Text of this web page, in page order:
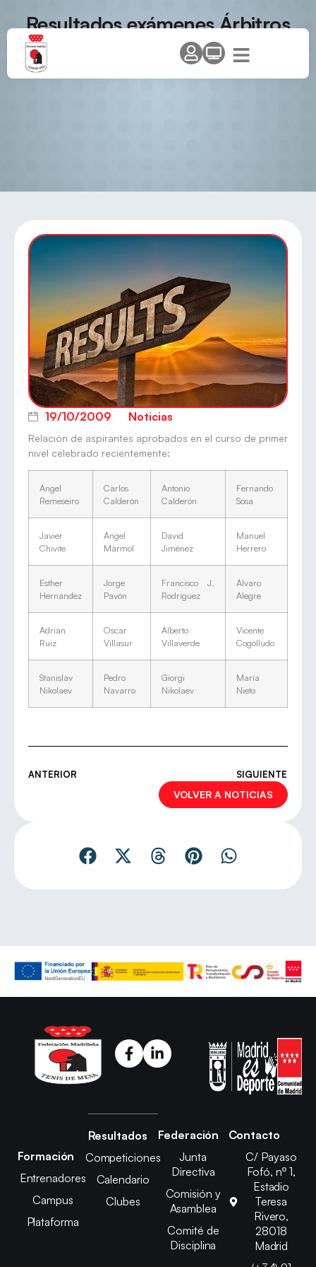
Resultados exámenes Árbitros
de primer nivel
19/10/2009 Noticias
Relación de aspirantes aprobados en el curso de primer
nivel celebrado recientemente:
Ángel
Remeseiro
Carlos
Calderón
Antonio
Calderón
Fernando
Sosa
Javier
Chivite
Ángel
Mármol
David
Jiménez
Manuel
Herrero
Esther
Hernández
Jorge
Pavón
Francisco J.
Rodríguez
Álvaro
Alegre
Adrián
Ruiz
Oscar
Villasur
Alberto
Villaverde
Vicente
Cogolludo
Stanislav
Nikolaev
Pedro
Navarro
Giorgi
Nikolaev
María
Nieto
ANTERIOR SIGUIENTE
VOLVER A NOTICIAS
Formación
Entrenadores
Campus
Plataforma
Resultados
Competiciones
Calendario
Clubes
Federación
Junta
Directiva
Comisión y
Asamblea
Comité de
Disciplina
Contacto
C/ Payaso
Fofó, nº 1,
Estadio
Teresa
Rivero,
28018
Madrid